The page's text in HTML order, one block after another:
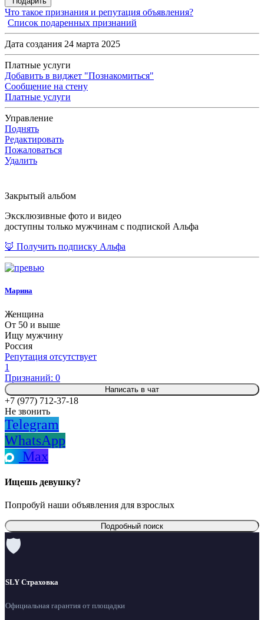
Что такое признания и репутация объявления?
Список подаренных признаний
Дата создания 24 марта 2025
Платные услуги
Добавить в виджет "Познакомиться"
Сообщение на стену
Платные услуги
Управление
Поднять
Редактировать
Пожаловаться
Удалить
Закрытый альбом
Эксклюзивные фото и видео
доступны только мужчинам с подпиской Альфа
🦊 Получить подписку Альфа
Марина
Женщина
От 50 и выше
Ищу мужчину
Россия
Репутация отсутствует
1
Признаний: 0
Написать в чат
+7 (977) 712-37-18
Не звонить
Telegram
WhatsApp
Max
Ищешь девушку?
Попробуй наши объявления для взрослых
Подробный поиск
🛡
SLY Страховка
Официальная гарантия от площадки